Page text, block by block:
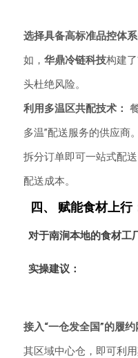
选择具备高标准品控体系
如， 华鼎冷链科技构建
头杜绝风险。
利用多温区共配技术：
多温”配送服务的供应商。
拆分订单即可一站式配
配送成本。
四、 赋能食材上行
对于南涧本地的食材工
实操建议：
接入“一仓发全国”的履约
其区域中心仓，即可利